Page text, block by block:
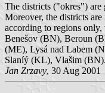
The districts ("okres") are
Moreover, the districts
according to regions
Benešov (BN), Beroun
(ME), Lysá nad Labem
Slaníý (KL), Vlašim (BN).
Jan Zrzavy, 30 Aug 2001